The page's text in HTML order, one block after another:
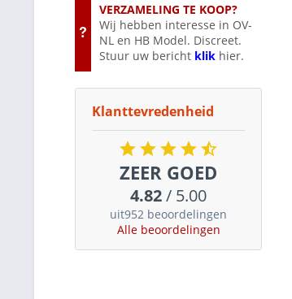
VERZAMELING TE KOOP?
Wij hebben interesse in OV-
NL en HB Model. Discreet.
Stuur uw bericht klik hier.
Klanttevredenheid
ZEER GOED
4.82/ 5.00
uit952 beoordelingen
Alle beoordelingen